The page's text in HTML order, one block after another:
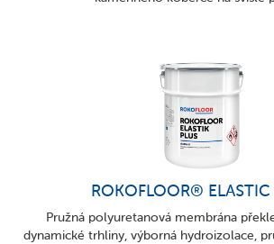
ROKOFLOOR® ELASTIC
Pružná polyuretanová membrána
dynamické trhliny, výborná hydroizolace,